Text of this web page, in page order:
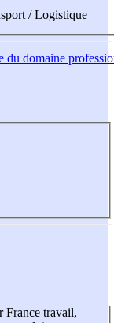
/ Logistique
du domaine
France travail,